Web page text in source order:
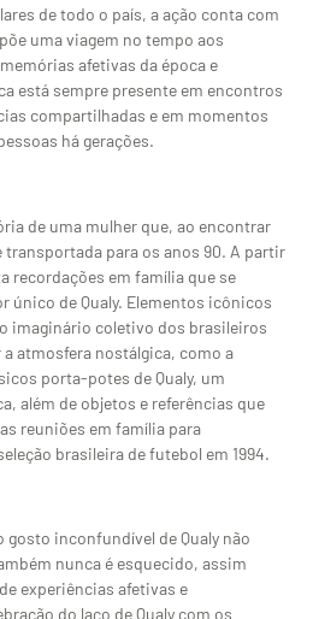
de todo o país, a ação conta com
uma viagem no tempo aos
afetivas da época e
está sempre presente em encontros
compartilhadas e em momentos
há gerações.
de uma mulher que, ao encontrar
para os anos 90. A partir
recordações em família que se
único de Qualy. Elementos icônicos
imaginário coletivo dos brasileiros
atmosfera nostálgica, como a
porta-potes de Qualy, um
além de objetos e referências que
reuniões em família para
brasileira de futebol em 1994.
gosto inconfundível de Qualy não
nunca é esquecido, assim
experiências afetivas e
do laço de Qualy com os